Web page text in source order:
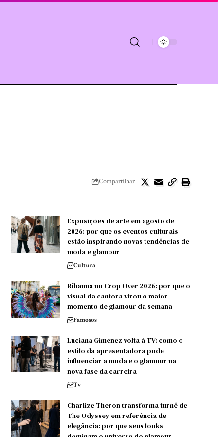
Compartilhar
Exposições de arte em agosto de
2026: por que os eventos culturais
estão inspirando novas tendências de
moda e glamour
Cultura
Rihanna no Crop Over 2026: por que o
visual da cantora virou o maior
momento de glamour da semana
Famosos
Luciana Gimenez volta à TV: como o
estilo da apresentadora pode
influenciar a moda e o glamour na
nova fase da carreira
Tv
Charlize Theron transforma turnê de
The Odyssey em referência de
elegância: por que seus looks